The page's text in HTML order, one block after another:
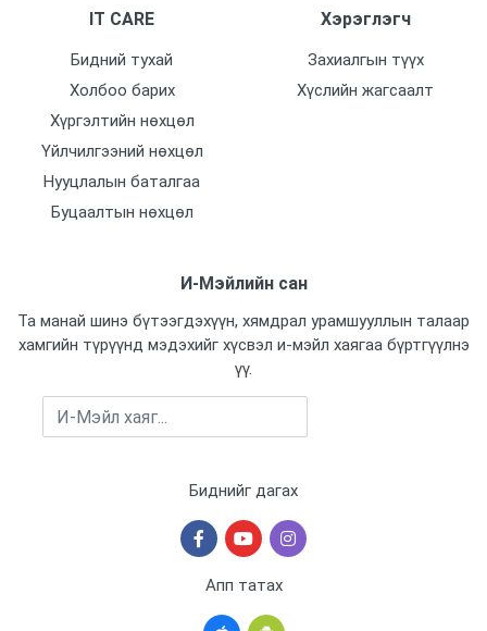
IT CARE
Бидний тухай
Холбоо барих
Хүргэлтийн нөхцөл
Үйлчилгээний нөхцөл
Нууцлалын баталгаа
Буцаалтын нөхцөл
Хэрэглэгч
Захиалгын түүх
Хүслийн жагсаалт
И-Мэйлийн сан
Та манай шинэ бүтээгдэхүүн, хямдрал урамшууллын талаар
хамгийн түрүүнд мэдэхийг хүсвэл и-мэйл хаягаа бүртгүүлнэ
үү.
Биднийг дагах
Апп татах